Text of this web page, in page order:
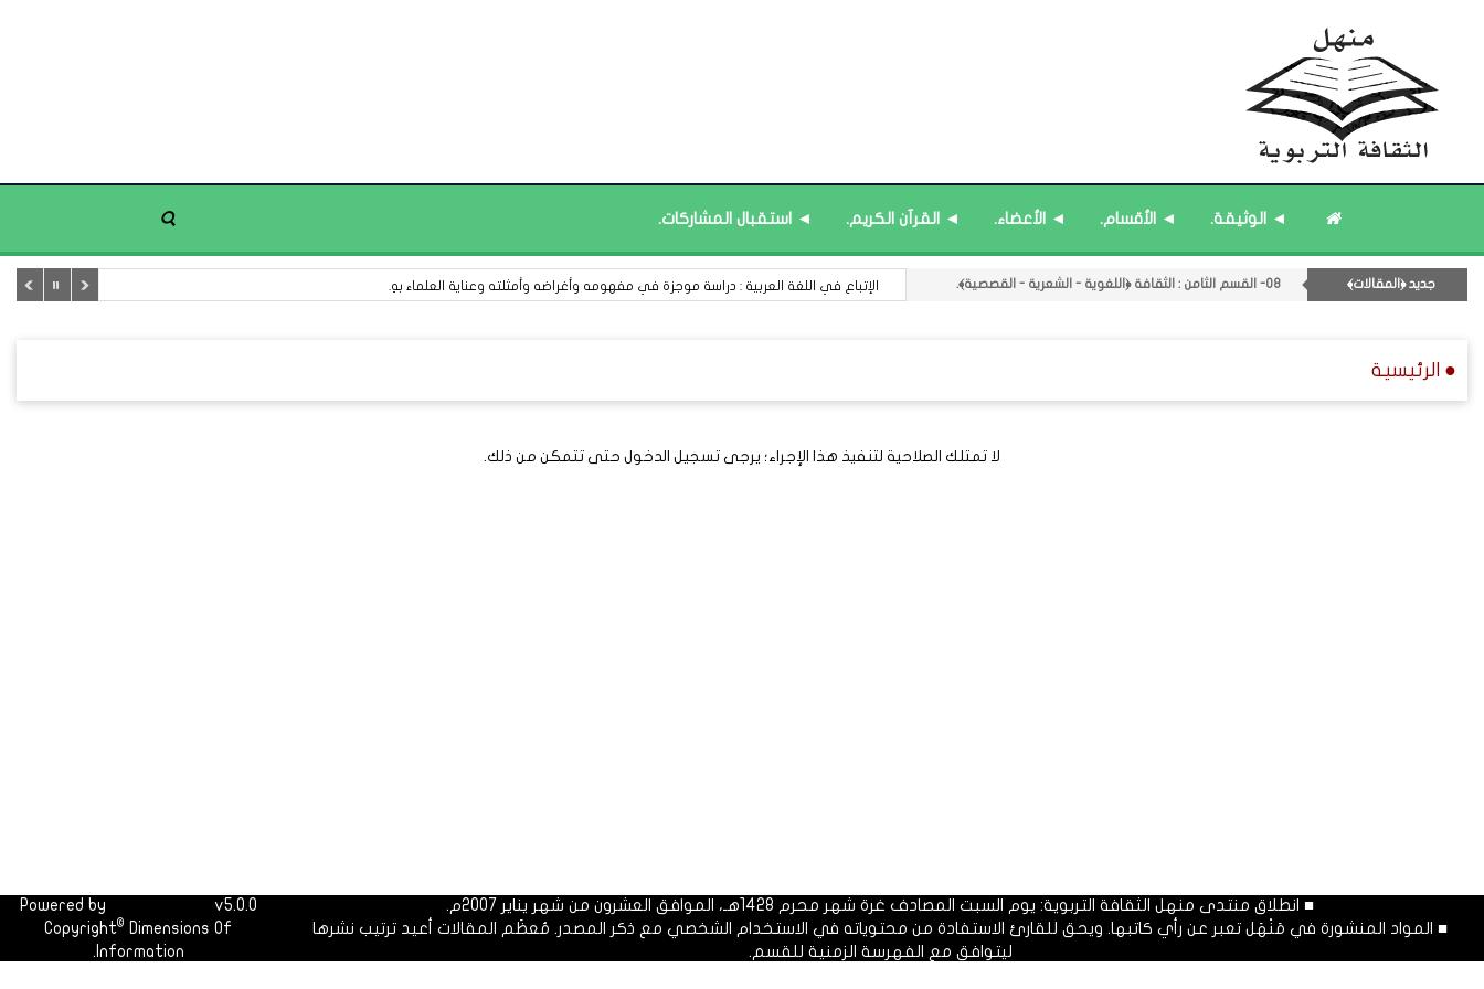
◄ الوثيقة. ◄ الأقسام. ◄ الأعضاء. ◄ القرآن الكريم. ◄ استقبال المشاركات.
جديد ﴿المقالات﴾
۝ قائمة مُحدَّثة : مختارات من المشاركات المُحدَّثة.
08- القسم الثامن : الثقافة ﴿اللغوية - الشعرية - القصصية﴾. الإتباع في اللغة العربية : دراسة موجزة في مفهومه وأغراضه وأمثلته وعناية العلماء بهِ.
● الرئيسية
لا تمتلك الصلاحية لتنفيذ هذا الإجراء؛ يرجى تسجيل الدخول حتى تتمكن من ذلك.
■ انطلاق منتدى منهل الثقافة التربوية: يوم السبت المصادف غرة شهر محرم 1428هـ، الموافق العشرون من شهر يناير 2007م.
■ المواد المنشورة في مَنْهَل تعبر عن رأي كاتبها. ويحق للقارئ الاستفادة من محتوياته في الاستخدام الشخصي مع ذكر المصدر. مُعظَم المقالات أعيد ترتيب نشرها
ليتوافق مع الفهرسة الزمنية للقسم.
Powered by
v5.0.0
Copyright© Dimensions Of
Information.